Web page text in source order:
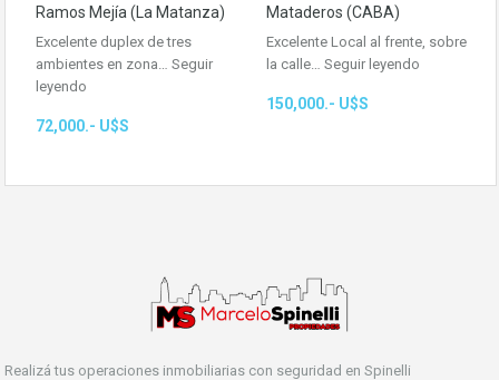
Ramos Mejía (La Matanza)
Excelente duplex de tres
ambientes en zona… Seguir
leyendo
72,000.- U$S
Mataderos (CABA)
Excelente Local al frente, sobre
la calle… Seguir leyendo
150,000.- U$S
Realizá tus operaciones inmobiliarias con seguridad en Spinelli